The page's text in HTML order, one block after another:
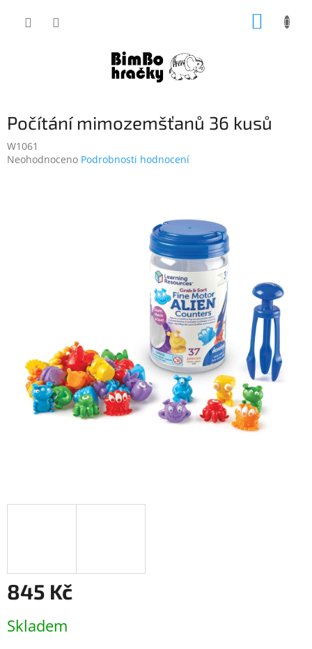
Počítání mimozemšťanů 36 kusů
W1061
Průměrné
Neohodnoceno Podrobnosti hodnocení
845 Kč
cena:
Skladem